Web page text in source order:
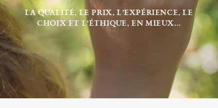
LA QUALITÉ, LE PRIX, L’EXPÉRIENCE, LE
CHOIX ET L’ÉTHIQUE, EN MIEUX...